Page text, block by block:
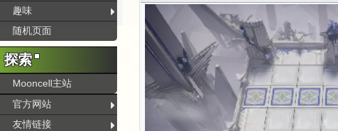
趣味
随机页面
探索
Mooncell主站
官方网站
友情链接